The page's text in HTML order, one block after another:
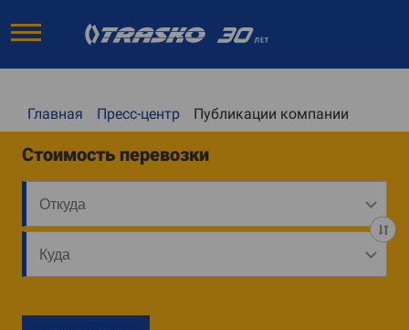
Главная Пресс-центр Публикации компании
Стоимость перевозки